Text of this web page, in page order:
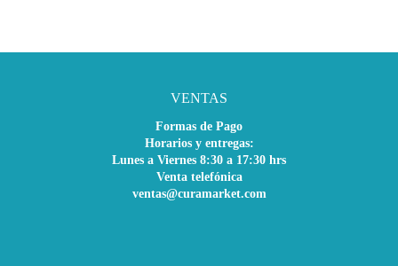
VENTAS
Formas de Pago
Horarios y entregas:
Lunes a Viernes 8:30 a 17:30 hrs
Venta telefónica
ventas@curamarket.com